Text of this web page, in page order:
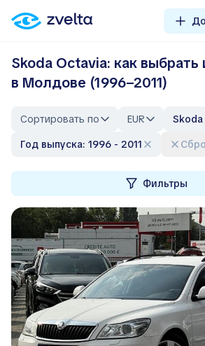
Skoda Octavia: как выбрать
в Молдове (1996–2011)
Сортировать по EUR
Год выпуска: 1996 - 2011
Фильтры